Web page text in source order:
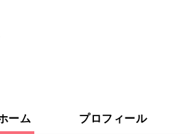
ーム プロフィール